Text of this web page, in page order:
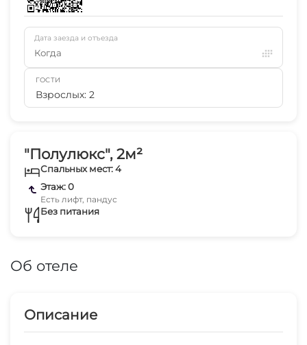
"Полулюкс", 2м²
Спальных мест: 4
Этаж: 0
Есть лифт, пандус
Без питания
Об отеле
Описание
Дата заезда и отъезда
Когда
ГОСТИ
Взрослых: 2